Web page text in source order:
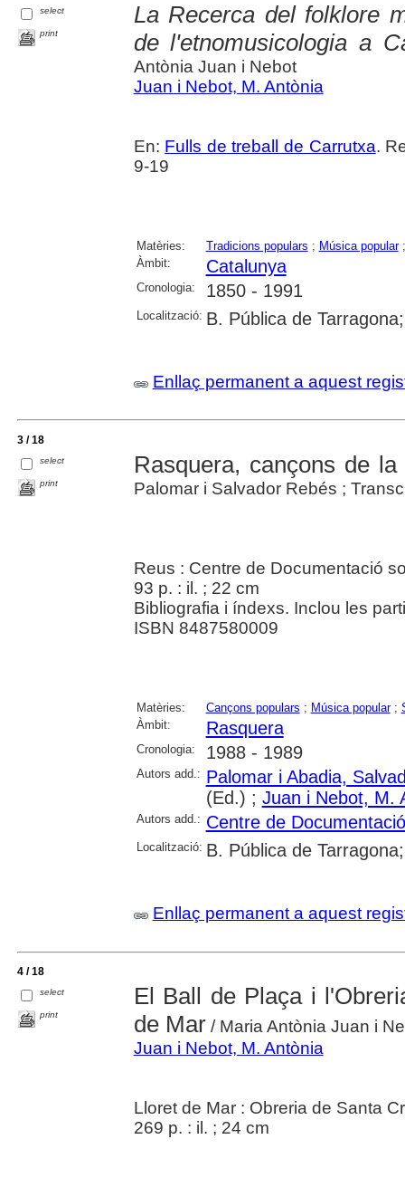
select
print
La Recerca del folklore
de l'etnomusicologia a
Antònia Juan i Nebot
Juan i Nebot, M. Antònia
En: Fulls de treball de Carrutxa.
9-19
Matèries: Tradicions populars ; Música popular
Àmbit:
Catalunya
Cronologia: 1850 - 1991
Localització: B. Pública de
Enllaç permanent a aquest
3 / 18
select
print
Rasquera, cançons de
Palomar i Salvador Rebés ;
Reus : Centre de Documentació
93 p. : il. ; 22 cm
Bibliografia i índexs. Inclou les
ISBN 8487580009
Matèries: Cançons populars ; Música popular;
Àmbit:
Rasquera
Cronologia: 1988 - 1989
Autors add.: Palomar i Abadia,
(Ed.) ; Juan i Nebot, M.
Autors add.: Centre de
Localització: B. Pública de
Enllaç permanent a aquest
4 / 18
select
print
El Ball de Plaça i
de Mar/ Maria Antònia Juan i
Juan i Nebot, M. Antònia
Lloret de Mar : Obreria de Santa
269 p. : il. ; 24 cm